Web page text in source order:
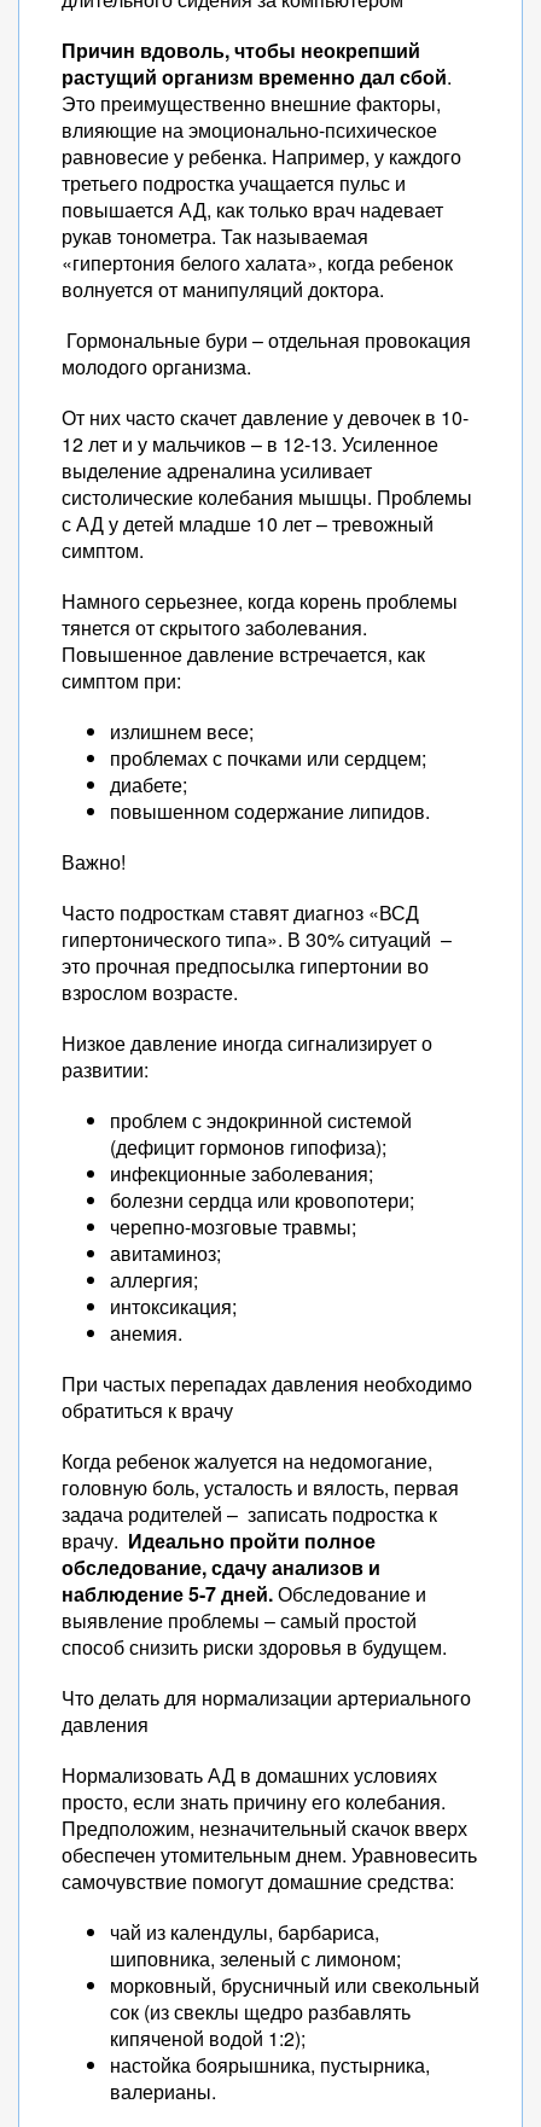
Причин вдоволь, чтобы неокрепший
растущий организм временно дал сбой.
Это преимущественно внешние факторы,
влияющие на эмоционально-психическое
равновесие у ребенка. Например, у каждого
третьего подростка учащается пульс и
повышается АД, как только врач надевает
рукав тонометра. Так называемая
«гипертония белого халата», когда ребенок
волнуется от манипуляций доктора.
Гормональные бури – отдельная провокация
молодого организма.
От них часто скачет давление у девочек в 10-
12 лет и у мальчиков – в 12-13. Усиленное
выделение адреналина усиливает
систолические колебания мышцы. Проблемы
с АД у детей младше 10 лет – тревожный
симптом.
Намного серьезнее, когда корень проблемы
тянется от скрытого заболевания.
Повышенное давление встречается, как
симптом при:
излишнем весе;
проблемах с почками или сердцем;
диабете;
повышенном содержание липидов.
Важно!
Часто подросткам ставят диагноз «ВСД
гипертонического типа». В 30% ситуаций –
это прочная предпосылка гипертонии во
взрослом возрасте.
Низкое давление иногда сигнализирует о
развитии:
проблем с эндокринной системой
(дефицит гормонов гипофиза);
инфекционные заболевания;
болезни сердца или кровопотери;
черепно-мозговые травмы;
авитаминоз;
аллергия;
интоксикация;
анемия.
При частых перепадах давления необходимо
обратиться к врачу
Когда ребенок жалуется на недомогание,
головную боль, усталость и вялость, первая
задача родителей – записать подростка к
врачу. Идеально пройти полное
обследование, сдачу анализов и
наблюдение 5-7 дней.Обследование и
выявление проблемы – самый простой
способ снизить риски здоровья в будущем.
Что делать для нормализации артериального
давления
Нормализовать АД в домашних условиях
просто, если знать причину его колебания.
Предположим, незначительный скачок вверх
обеспечен утомительным днем. Уравновесить
самочувствие помогут домашние средства:
чай из календулы, барбариса,
шиповника, зеленый с лимоном;
морковный, брусничный или свекольный
сок (из свеклы щедро разбавлять
кипяченой водой 1:2);
настойка боярышника, пустырника,
валерианы.